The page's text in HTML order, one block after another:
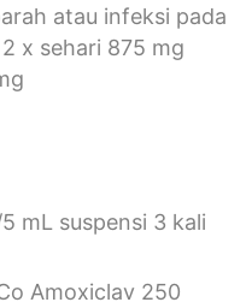
atau infeksi pada
x sehari 875 mg
mL suspensi 3 kali
Amoxiclav 250